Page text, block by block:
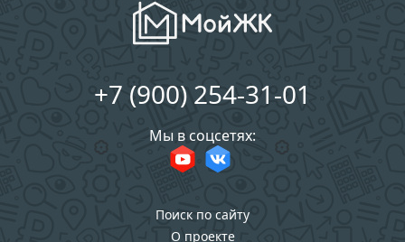
+7 (900) 254-31-01
Мы в соцсетях:
Поиск по сайту
О проекте